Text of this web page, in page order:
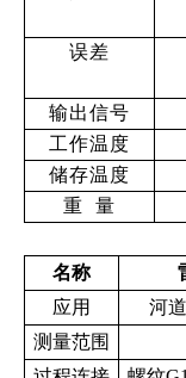
误差
输出信号
工作温度
储存温度
重 量
名称
应用
河
测量范围